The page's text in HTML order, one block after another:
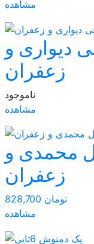
مشاهده
دیواری و
زعفران
ناموجود
مشاهده
محمدی و
زعفران
828,700 تومان
مشاهده